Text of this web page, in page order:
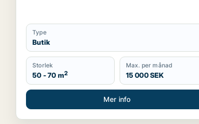
Type
Butik
Storlek
50 - 70 m2
Max. per månad
15 000 SEK
Mer info